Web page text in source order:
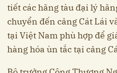
tiết các hãng tàu đại lý
chuyển đến cảng Cát Lái
tại Việt Nam phù hợp để
hàng hóa ùn tắc tại cảng